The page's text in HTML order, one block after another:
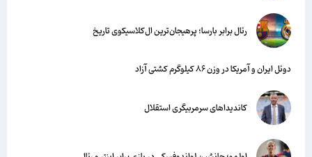
رئال برابر بارسا؛ پرهیجان‌‌ترین ال‌کلاسیکوی تاریخ
دوئل ایران و آمریکا در وزن ۸۶ کیلوگرم کشتی آزاد
کاندیداهای سرمربیگری استقلال